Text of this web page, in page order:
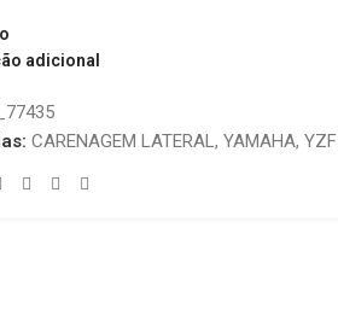
adicional
CARENAGEM LATERAL, YAMAHA,